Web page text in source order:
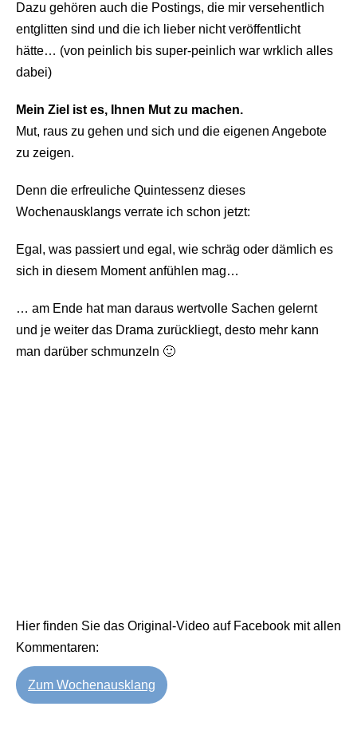
Dazu gehören auch die Postings, die mir versehentlich
entglitten sind und die ich lieber nicht veröffentlicht
hätte… (von peinlich bis super-peinlich war wrklich alles
dabei)
Mein Ziel ist es, Ihnen Mut zu machen.
Mut, raus zu gehen und sich und die eigenen Angebote
zu zeigen.
Denn die erfreuliche Quintessenz dieses
Wochenausklangs verrate ich schon jetzt:
Egal, was passiert und egal, wie schräg oder dämlich es
sich in diesem Moment anfühlen mag…
… am Ende hat man daraus wertvolle Sachen gelernt
und je weiter das Drama zurückliegt, desto mehr kann
man darüber schmunzeln 🙂
Hier finden Sie das Original-Video auf Facebook mit allen
Kommentaren:
Zum Wochenausklang